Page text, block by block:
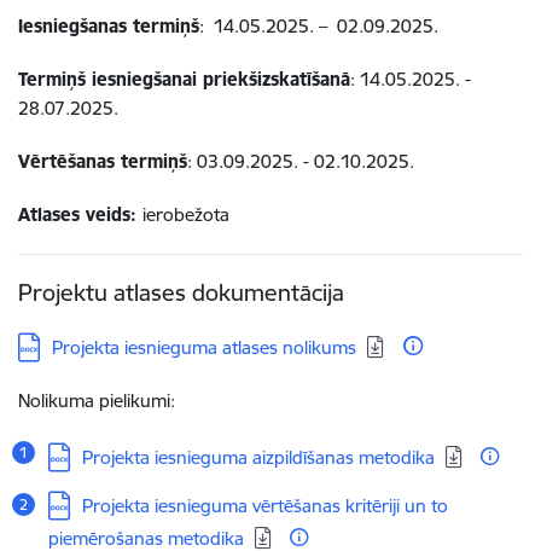
Iesniegšanas termiņš: 14.05.2025. – 02.09.2025.
Termiņš iesniegšanai priekšizskatīšanā: 14.05.2025. -
28.07.2025.
Vērtēšanas termiņš: 03.09.2025. - 02.10.2025.
Atlases veids: ierobežota
Projektu atlases dokumentācija
Lejupielādēt:
Projekta iesnieguma atlases nolikums
Nolikuma pielikumi:
Lejupielādēt:
Projekta iesnieguma aizpildīšanas metodika
Lejupielādēt:
Projekta iesnieguma vērtēšanas kritēriji un to
piemērošanas metodika